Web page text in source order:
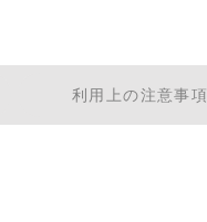
利用上の注意事項